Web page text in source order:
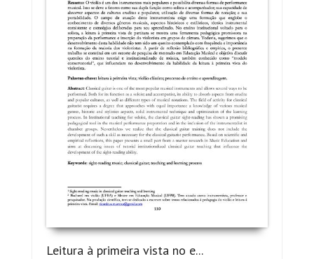
Leitura à primeira vista no e...